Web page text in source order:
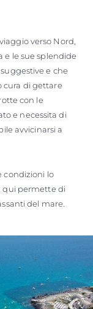
verso Nord,
e le sue splendide
e che
cura di gettare
con le
e necessita di
avvicinarsi a
condizioni lo
qui permette di
del mare.